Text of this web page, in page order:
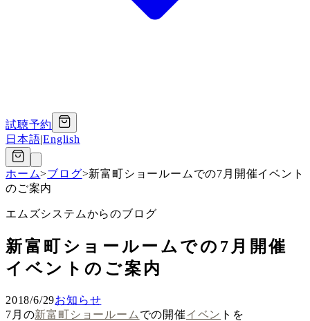
試聴予約
日本語|English
ホーム>ブログ>新富町ショールームでの7月開催イベント
のご案内
エムズシステムからのブログ
新富町ショールームでの7月開催
イベントのご案内
2018/6/29お知らせ
7月の新富町ショールーム での開催イベン トを